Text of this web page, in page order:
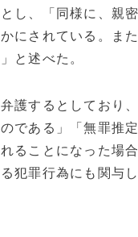
し、「同様に、親
にされている。ま
と述べた。
護するとしており
である」「無罪推
ることになった場
犯罪行為にも関与